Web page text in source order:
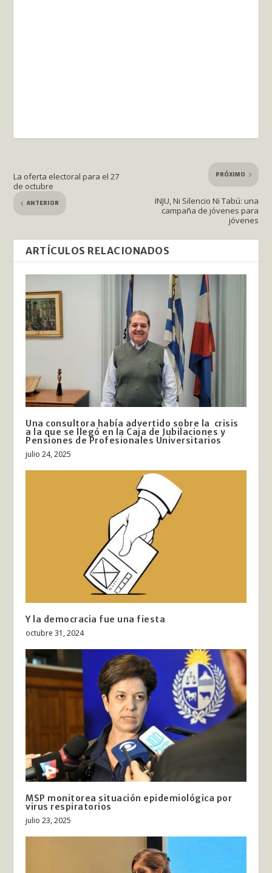
La oferta electoral para el 27
de octubre
ANTERIOR
PRÓXIMO
INJU, Ni Silencio Ni Tabú: una
campaña de jóvenes para
jóvenes
ARTÍCULOS RELACIONADOS
Una consultora había advertido sobre la crisis
a la que se llegó en la Caja de Jubilaciones y
Pensiones de Profesionales Universitarios
julio 24, 2025
Y la democracia fue una fiesta
octubre 31, 2024
MSP monitorea situación epidemiológica por
virus respiratorios
julio 23, 2025